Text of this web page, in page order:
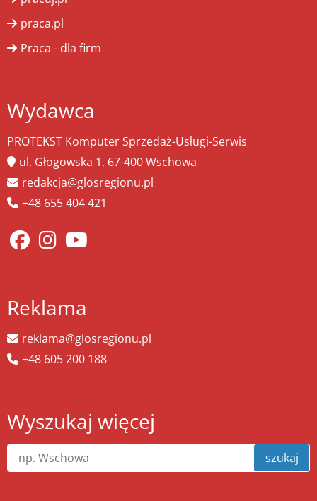
praca.pl
Praca - dla firm
Wydawca
PROTEKST Komputer Sprzedaż-Usługi-Serwis
ul. Głogowska 1, 67-400 Wschowa
redakcja@glosregionu.pl
+48 655 404 421
Reklama
reklama@glosregionu.pl
+48 605 200 188
Wyszukaj więcej
szukaj